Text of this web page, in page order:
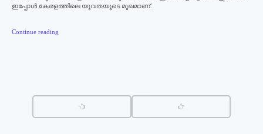
ഇപ്പോള്‍ കേരളത്തിലെ യുവതയുടെ മുഖമാണ്.
Continue reading